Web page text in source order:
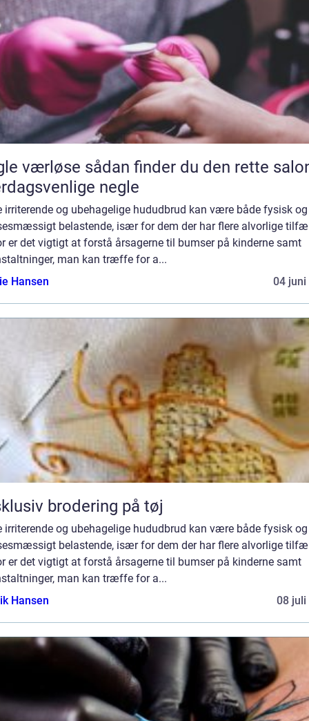
sådan finder du den rette salon til
negle
irriterende og ubehagelige hududbrud kan være både fysisk og
belastende, især for dem der har flere alvorlige
er det vigtigt at forstå årsagerne til bumser på kinderne samt
man kan træffe for a...
Hansen
04 juni
brodering på tøj
irriterende og ubehagelige hududbrud kan være både fysisk og
belastende, især for dem der har flere alvorlige
er det vigtigt at forstå årsagerne til bumser på kinderne samt
man kan træffe for a...
Hansen
08 juli